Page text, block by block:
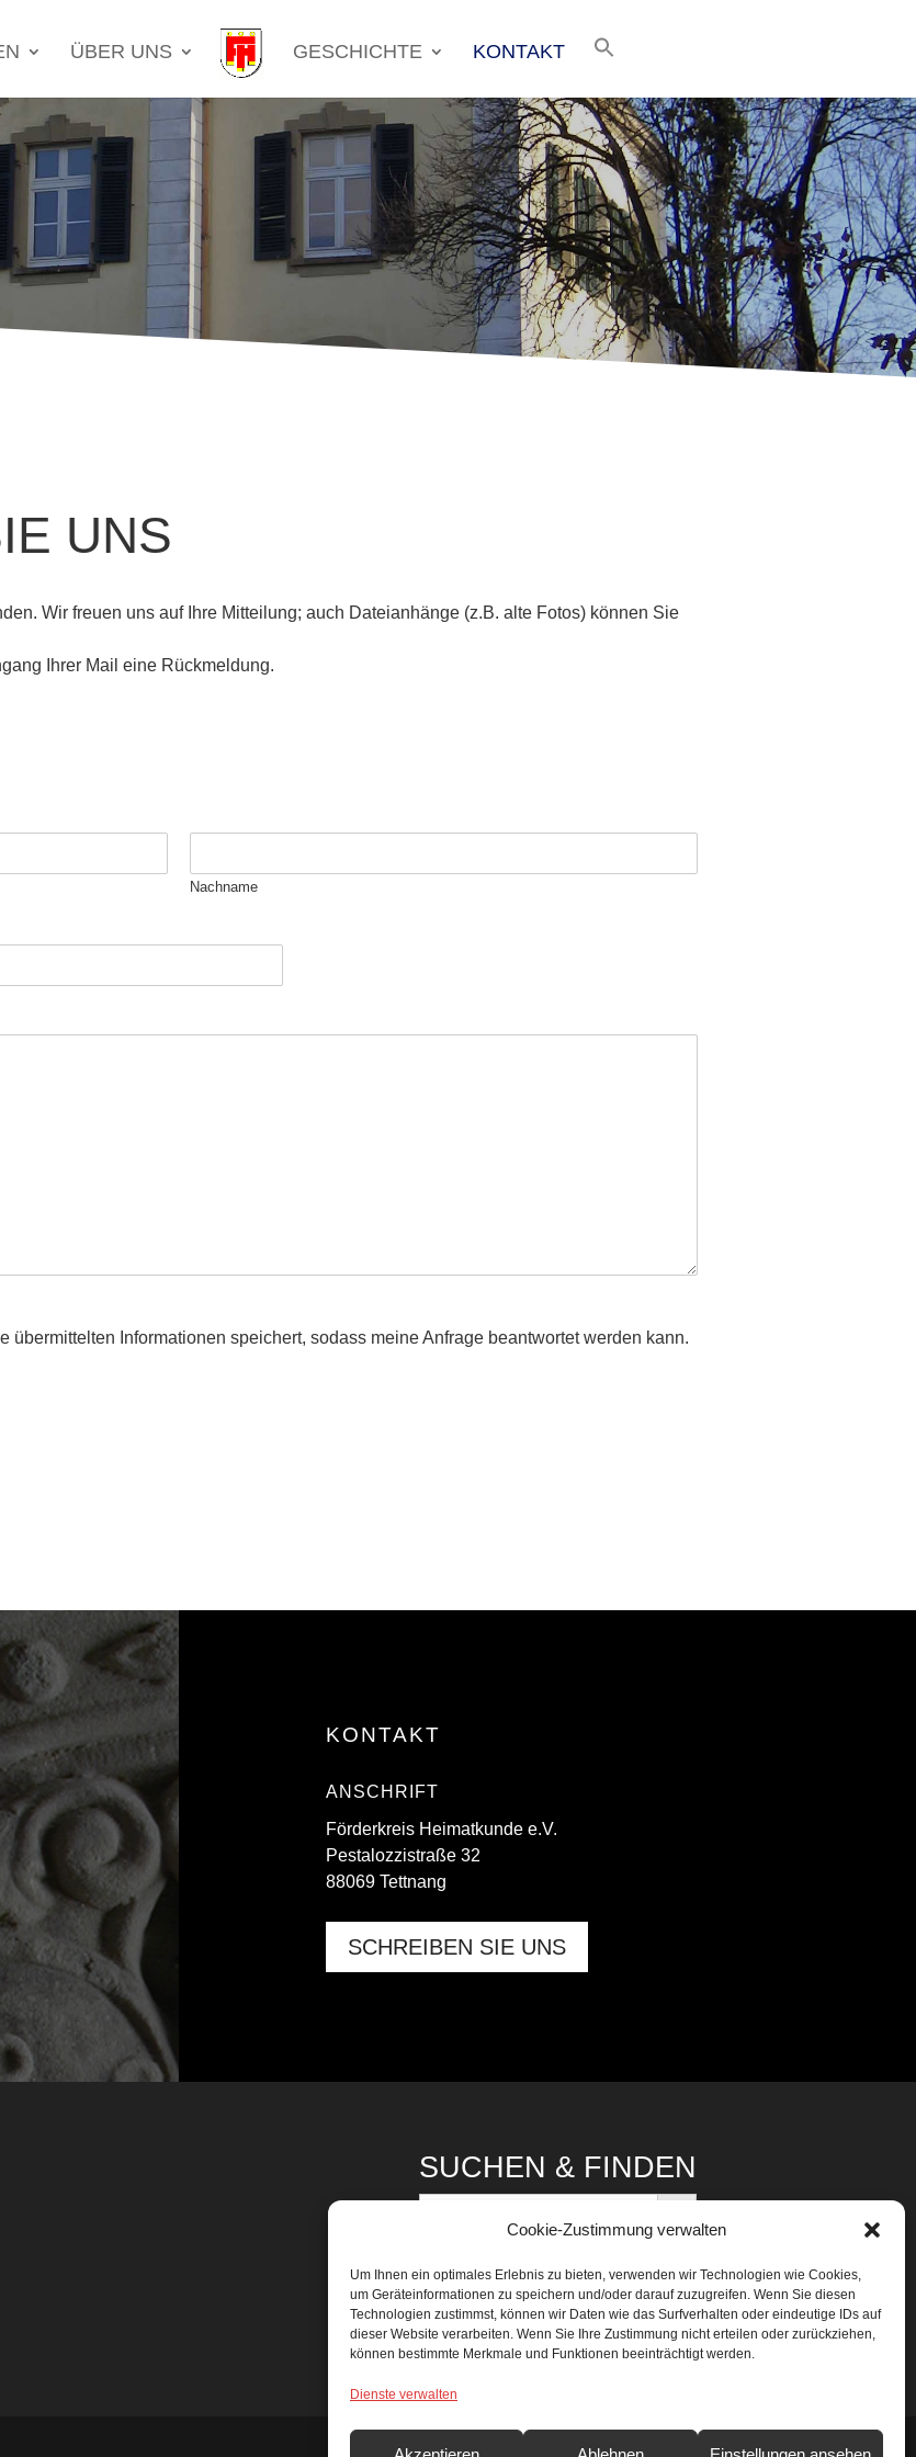
Cookie-Zustimmung verwalten
Um Ihnen ein optimales Erlebnis zu bieten, verwenden wir Technologien wie Cookies,
um Geräteinformationen zu speichern und/oder darauf zuzugreifen. Wenn Sie diesen
Technologien zustimmst, können wir Daten wie das Surfverhalten oder eindeutige IDs auf
dieser Website verarbeiten. Wenn Sie Ihre Zustimmung nicht erteilen oder zurückziehen,
können bestimmte Merkmale und Funktionen beeinträchtigt werden.
Dienste verwalten
ÜBER UNS GESCHICHTE KONTAKT
UNS
Wir freuen uns auf Ihre Mitteilung; auch Dateianhänge (z.B. alte Fotos) können Sie
Ihrer Mail eine Rückmeldung.
Nachname
übermittelten Informationen speichert, sodass meine Anfrage beantwortet werden kann.
KONTAKT
ANSCHRIFT
Förderkreis Heimatkunde e.V.
Pestalozzistraße 32
88069 Tettnang
SCHREIBEN SIE UNS
SUCHEN & FINDEN
Search
Search Button